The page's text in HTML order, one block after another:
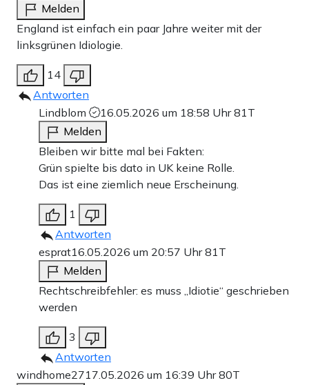
Melden
England ist einfach ein paar Jahre weiter mit der
linksgrünen Idiologie.
14
Antworten
Lindblom
16.05.2026 um 18:58 Uhr81T
Melden
Bleiben wir bitte mal bei Fakten:
Grün spielte bis dato in UK keine Rolle.
Das ist eine ziemlich neue Erscheinung.
1
Antworten
esprat16.05.2026 um 20:57 Uhr81T
Melden
Rechtschreibfehler: es muss „Idiotie“ geschrieben
werden
3
Antworten
windhome2717.05.2026 um 16:39 Uhr80T